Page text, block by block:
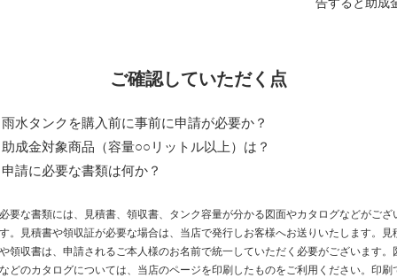
告すると助成
ご確認していただく点
水タンクを購入前に事前に申請が必要か？
成金対象商品（容量○○リットル以上）は？
請に必要な書類は何か？
要な書類には、見積書、領収書、タンク容量が分かる図面やカタログなどがござ
。見積書や領収証が必要な場合は、当店で発行しお客様へお送りいたします。見
領収書は、申請されるご本人様のお名前で統一していただく必要がございます。
どのカタログについては、当店のページを印刷したものをご利用ください。印刷